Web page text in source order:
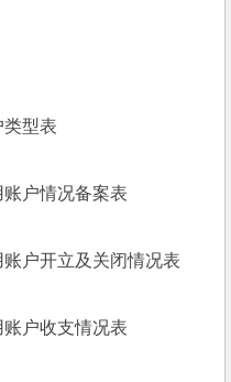
类型表
户情况备案表
户开立及关闭情况表
户收支情况表